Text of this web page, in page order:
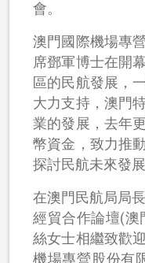
會。
澳門國際機場專
席鄧軍博士在開
區的民航發展，
大力支持，澳門
業的發展，去年
幣資金，致力推
探討民航未來發
在澳門民航局局
經貿合作論壇(澳
絲女士相繼致歡
機場專營股份有